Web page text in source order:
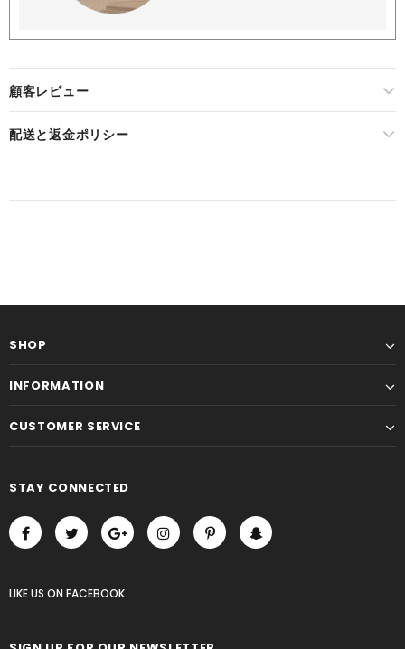
顧客レビュー
配送と返金ポリシー
SHOP
INFORMATION
CUSTOMER SERVICE
STAY CONNECTED
LIKE US ON FACEBOOK